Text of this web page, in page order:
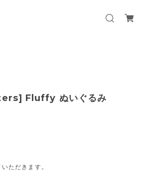
Fluffy ぬいぐるみ
ただきます。